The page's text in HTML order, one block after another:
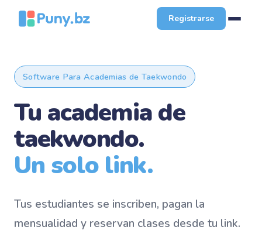
Registrarse
Software Para Academias de Taekwondo
Tu academia de
taekwondo.
Un solo link.
Tus estudiantes se inscriben, pagan la
mensualidad y reservan clases desde tu link.